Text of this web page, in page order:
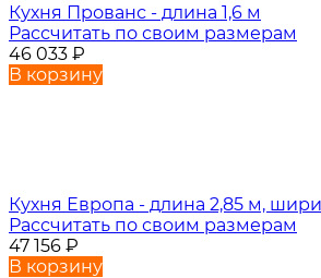
Кухня Прованс - длина 1,6 м
Рассчитать по своим размерам
46 033 ₽
В корзину
Кухня Европа - длина 2,85 м,
Рассчитать по своим размерам
47 156 ₽
В корзину